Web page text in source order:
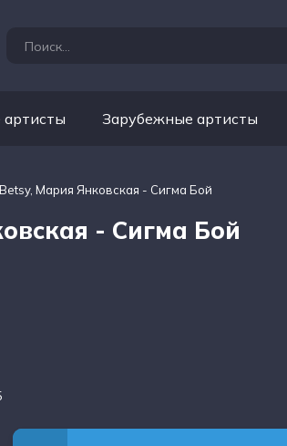
Зарубежные артисты
Мария Янковская - Сигма Бой
- Сигма Бой